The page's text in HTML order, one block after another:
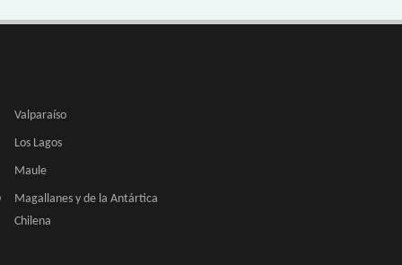
Valparaíso
Los Lagos
Maule
Magallanes y de la Antártica
Chilena